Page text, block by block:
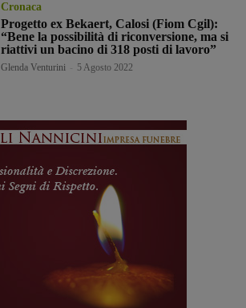
Cronaca
Progetto ex Bekaert, Calosi (Fiom Cgil):
“Bene la possibilità di riconversione, ma si
riattivi un bacino di 318 posti di lavoro”
Glenda Venturini 5 Agosto 2022